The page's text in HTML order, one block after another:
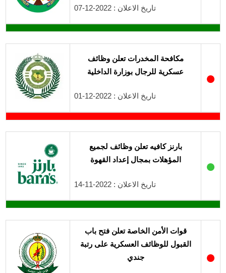
تاريخ الاعلان : 2022-12-07
●
مكافحة المخدرات تعلن وظائف
عسكرية للرجال بوزارة الداخلية
تاريخ الاعلان : 2022-12-01
●
بارنز كافيه تعلن وظائف لجميع
المؤهلات بمجال إعداد القهوة
تاريخ الاعلان : 2022-11-14
●
قوات الأمن الخاصة تعلن فتح باب
القبول للوظائف العسكرية على رتبة
جندي